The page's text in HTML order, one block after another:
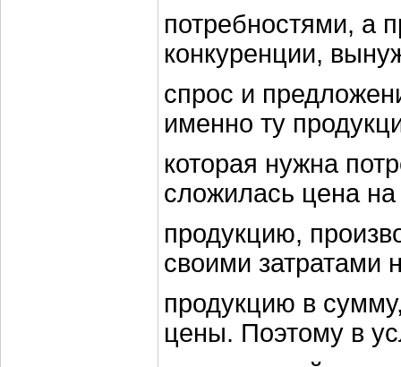
потребностями, а
конкуренции,
спрос и
именно ту
которая нужна
сложилась цена
продукцию,
своими затратами
продукцию в
цены. Поэтому в